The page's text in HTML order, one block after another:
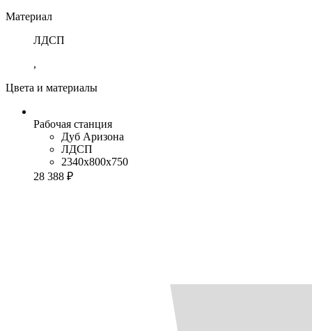
Материал
ЛДСП
,
Цвета и материалы
Рабочая станция
Дуб Аризона
ЛДСП
2340x800x750
28 388 ₽